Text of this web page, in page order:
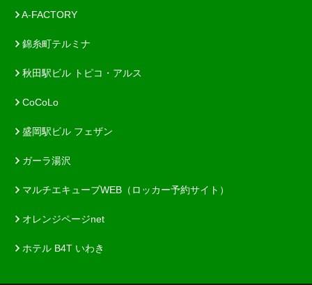
A-FACTORY
錦糸町テルミナ
秋田駅ビル トピコ・アルス
CoCoLo
盛岡駅ビル フェザン
ガーラ湯沢
マルチエキューブWEB（ロッカー予約サイト）
オレンジページnet
ホテル B4T いわき